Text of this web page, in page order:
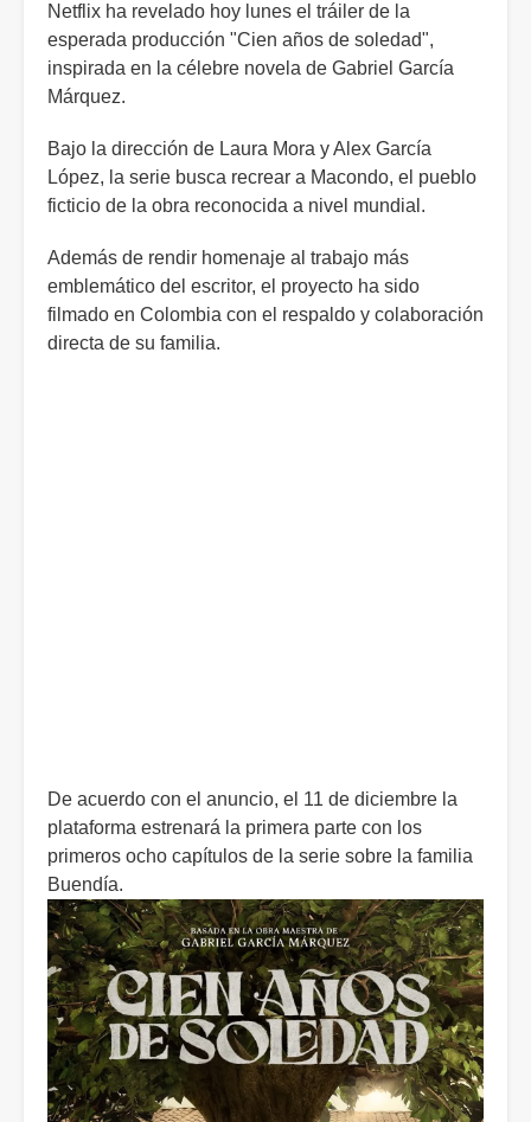
Netflix ha revelado hoy lunes el tráiler de la
esperada producción "Cien años de soledad",
inspirada en la célebre novela de Gabriel García
Márquez.
Bajo la dirección de Laura Mora y Alex García
López, la serie busca recrear a Macondo, el pueblo
ficticio de la obra reconocida a nivel mundial.
Además de rendir homenaje al trabajo más
emblemático del escritor, el proyecto ha sido
filmado en Colombia con el respaldo y colaboración
directa de su familia.
De acuerdo con el anuncio, el 11 de diciembre la
plataforma estrenará la primera parte con los
primeros ocho capítulos de la serie sobre la familia
Buendía.